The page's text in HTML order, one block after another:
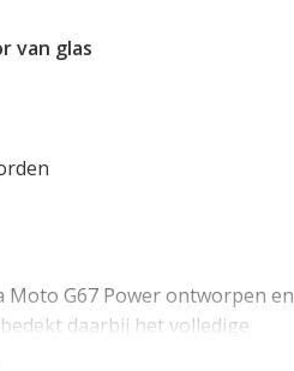
van glas
G67 Power ontworpen en
daarbij het volledige